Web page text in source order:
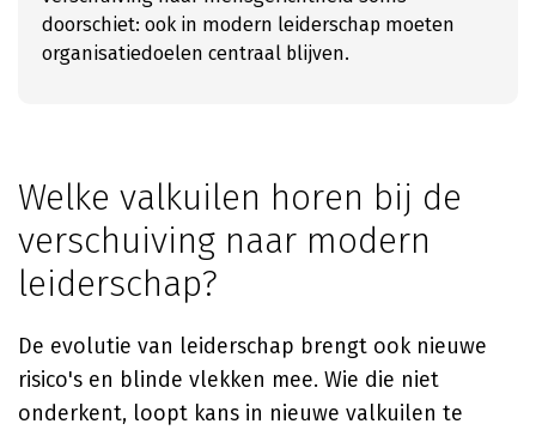
doorschiet: ook in modern leiderschap moeten
organisatiedoelen centraal blijven.
Welke valkuilen horen bij de
verschuiving naar modern
leiderschap?
De evolutie van leiderschap brengt ook nieuwe
risico's en blinde vlekken mee. Wie die niet
onderkent, loopt kans in nieuwe valkuilen te